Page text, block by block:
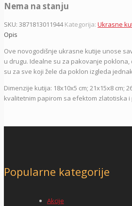
Nema na stanju
SKU: 3871813011944 Kategorija: Ukrasne
Opis
Ove novogodišnje ukrasne kutije unose
u drugu. Idealne su za pakovanje
su za sve koji žele da poklon izgleda
Dimenzije kutija: 18x10x5 cm; 21x15x8 cm;
kvalitetnim papirom sa efektom zlatotiska
Popularne kategorije
Akcije